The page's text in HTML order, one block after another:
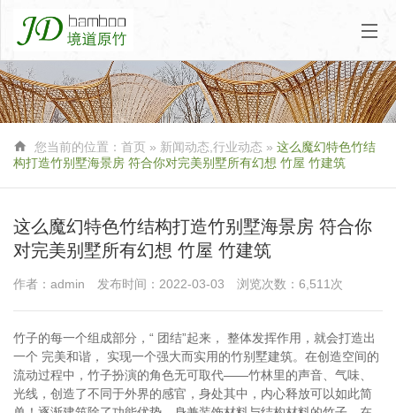
 您当前的位置： 首页 » 新闻动态 行业动态 » 这么魔幻特色竹结
构打造竹别墅海景房 符合你对完美别墅所有幻想 竹屋 竹建筑
这么魔幻特色竹结构打造竹别墅海景房 符合你
对完美别墅所有幻想 竹屋 竹建筑
作者：admin 发布时间：2022-03-03 浏览次数：6,511次
竹子的每一个组成部分，“ 团结”起来， 整体发挥作用，就会打造出
一个 完美和谐， 实现一个强大而实用的竹别墅建筑。在创造空间的
流动过程中，竹子扮演的角色无可取代——竹林里的声音、气味、
光线，创造了不同于外界的感官，身处其中，内心释放可以如此简